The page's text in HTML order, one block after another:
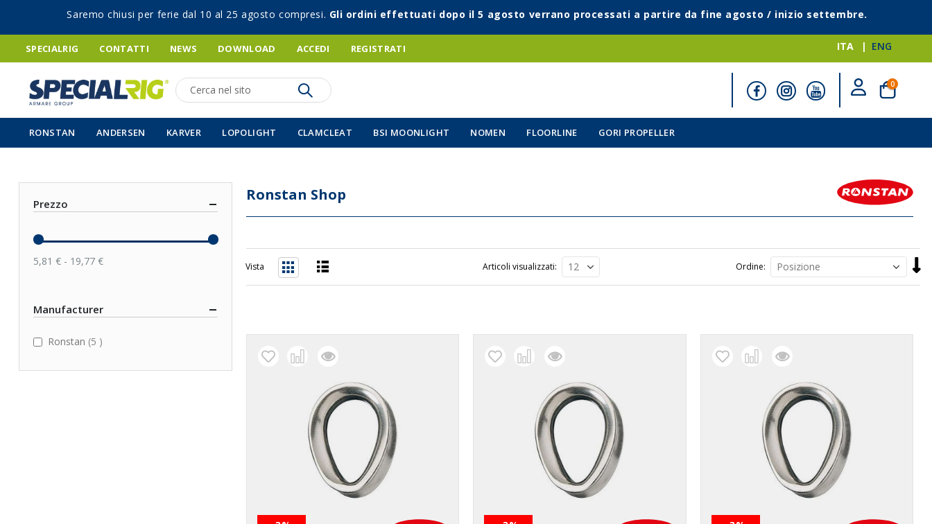
Saremo chiusi per ferie dal 10 al 25 agosto compresi. Gli ordini effettuati dopo il 5 agosto verrano processati a partire da fine agosto / inizio settembre.
ITA ENG
SPECIALRIG CONTATTI NEWS DOWNLOAD ACCEDI REGISTRATI
Ricerca
Cart
0elementi
RONSTAN ANDERSEN KARVER LOPOLIGHT CLAMCLEAT BSI MOONLIGHT NOMEN FLOORLINE GORI PROPELLER
Ronstan Shop
Ordine
Articoli visualizzati
Vista
Prezzo
5,81 € - 19,77 €
Manufacturer
Ronstan 5 items